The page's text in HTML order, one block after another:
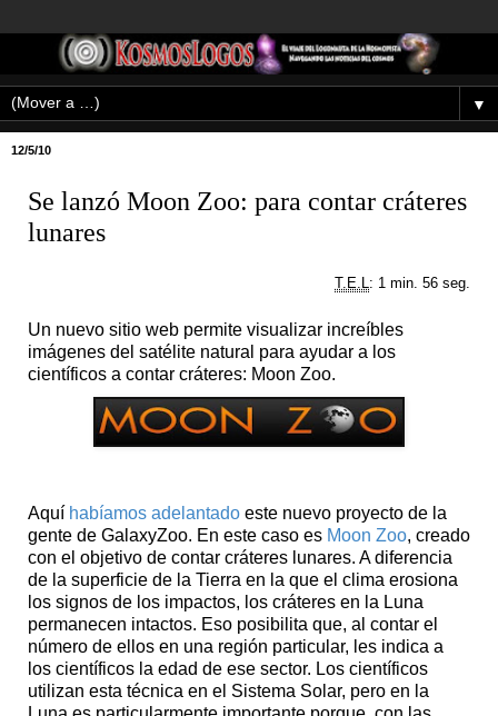
▼
12/5/10
Se lanzó Moon Zoo: para contar cráteres
lunares
T.E.L : 1 min. 56 seg.
Un nuevo sitio web permite visualizar increíbles
imágenes del satélite natural para ayudar a los
científicos a contar cráteres: Moon Zoo.
Aquí habíamos adelantado este nuevo proyecto de la
gente de GalaxyZoo. En este caso es Moon Zoo, creado
con el objetivo de contar cráteres lunares. A diferencia
de la superficie de la Tierra en la que el clima erosiona
los signos de los impactos, los cráteres en la Luna
permanecen intactos. Eso posibilita que, al contar el
número de ellos en una región particular, les indica a
los científicos la edad de ese sector. Los científicos
utilizan esta técnica en el Sistema Solar, pero en la